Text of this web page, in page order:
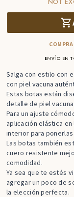
ENVÍO EN
Salga con estilo con
con piel vacuna
Estas botas están
detalle de piel
Para un ajuste
aplicación elástica
interior para
Las botas también
cuero resistente
comodidad.
Ya sea que te estés
agregar un poco de
la elección perfecta.